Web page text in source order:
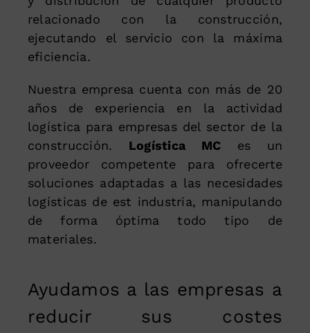
relacionado con la construcción,
ejecutando el servicio con la máxima
eficiencia.
Nuestra empresa cuenta con más de 20
años de experiencia en la actividad
logística para empresas del sector de la
construcción. Logística MC es un
proveedor competente para ofrecerte
soluciones adaptadas a las necesidades
logísticas de est industria, manipulando
de forma óptima todo tipo de
materiales.
Ayudamos a las empresas a
reducir sus costes